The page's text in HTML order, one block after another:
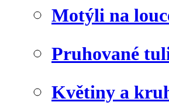
Motýli na
Pruhované
Květiny a